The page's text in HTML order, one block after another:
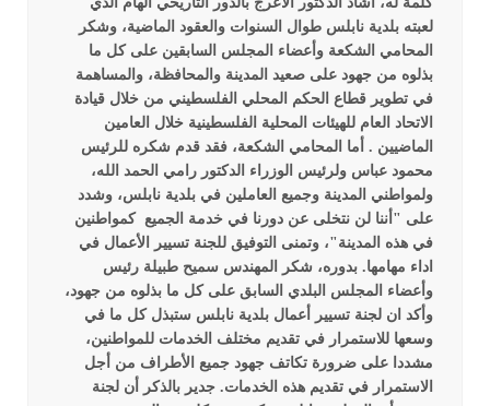
لعبته بلدية نابلس طوال السنوات والعقود الماضية، وشكر
المحامي الشكعة وأعضاء المجلس السابقين على كل ما
بذلوه من جهود على صعيد المدينة والمحافظة، والمساهمة
في تطوير قطاع الحكم المحلي الفلسطيني من خلال قيادة
الاتحاد العام للهيئات المحلية الفلسطينية خلال العامين
الماضيين . أما المحامي الشكعة، فقد قدم شكره للرئيس
محمود عباس ولرئيس الوزراء الدكتور رامي الحمد الله،
ولمواطني المدينة وجميع العاملين في بلدية نابلس، وشدد
على "أننا لن نتخلى عن دورنا في خدمة الجميع كمواطنين
في هذه المدينة"، وتمنى التوفيق للجنة تسيير الأعمال في
اداء مهامها. بدوره، شكر المهندس سميح طبيلة رئيس
وأعضاء المجلس البلدي السابق على كل ما بذلوه من جهود،
وأكد ان لجنة تسيير أعمال بلدية نابلس ستبذل كل ما في
وسعها للاستمرار في تقديم مختلف الخدمات للمواطنين،
مشددا على ضرورة تكاتف جهود جميع الأطراف من أجل
الاستمرار في تقديم هذه الخدمات. جدير بالذكر أن لجنة